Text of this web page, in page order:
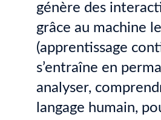
génère des
grâce au machine
(apprentissage
s’entraîne en
analyser,
langage humain,